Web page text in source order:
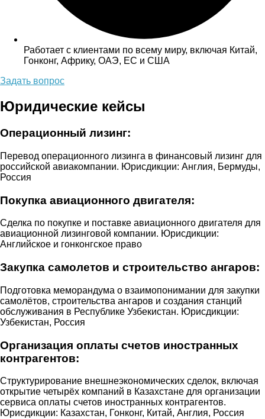
Работает с клиентами по всему миру, включая Китай,
Гонконг, Африку, ОАЭ, ЕС и США
Задать вопрос
Юридические кейсы
Операционный лизинг:
Перевод операционного лизинга в финансовый лизинг для
российской авиакомпании. Юрисдикции: Англия, Бермуды,
Россия
Покупка авиационного двигателя:
Сделка по покупке и поставке авиационного двигателя для
авиационной лизинговой компании. Юрисдикции:
Английское и гонконгское право
Закупка самолетов и строительство ангаров:
Подготовка меморандума о взаимопонимании для закупки
самолётов, строительства ангаров и создания станций
обслуживания в Республике Узбекистан. Юрисдикции:
Узбекистан, Россия
Организация оплаты счетов иностранных
контрагентов:
Структурирование внешнеэкономических сделок, включая
открытие четырёх компаний в Казахстане для организации
сервиса оплаты счетов иностранных контрагентов.
Юрисдикции: Казахстан, Гонконг, Китай, Англия, Россия